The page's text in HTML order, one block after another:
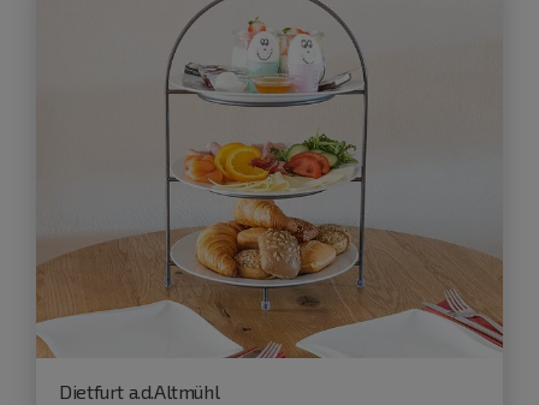
Dietfurt a.d.Altmühl